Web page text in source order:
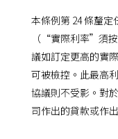
本條例第 24 條釐
（“實際利率”須
議如訂定更高的實
可被檢控。此最高
協議則不受影。對
司作出的貸款或作